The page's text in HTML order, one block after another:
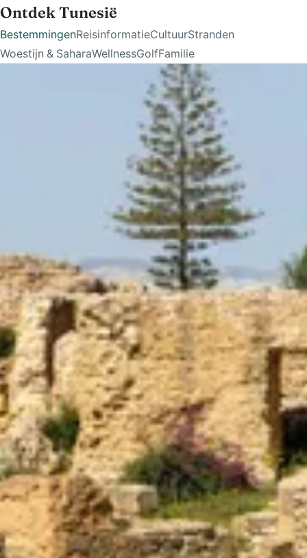
Ontdek Tunesië
BestemmingenReisinformatieCultuurStranden
Woestijn & SaharaWellnessGolfFamilie